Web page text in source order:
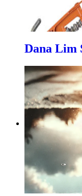
Dana Lim